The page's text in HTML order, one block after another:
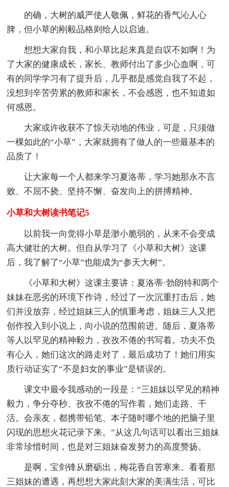
的确，大树的威严使人敬佩，鲜花的香气沁人心
脾，但小草的刚毅品格则给人以启迪。
想想大家自我，和小草比起来真是自叹不如啊！为
了大家的健康成长，家长、教师付出了多少心血啊，可
有的同学学习有了提升后，几乎都是感觉自我了不起，
没想到辛苦劳累的教师和家长，不会感恩，也不知道如
何感恩。
大家或许收获不了惊天动地的伟业，可是，只须做
一棵如此的“小草”，大家就拥有了做人的一些最基本的
品质了！
让大家每一个人都来学习夏洛蒂，学习她那永不言
败、不屈不挠、坚持不懈、奋发向上的拼搏精神。
小草和大树读书笔记5
以前我一向觉得小草是渺小脆弱的，从来不会变成
高大健壮的大树。但自从学习了《小草和大树》这课
后，我了解了“小草”也能成为“参天大树”。
《小草和大树》这课主要讲：夏洛蒂·勃朗特和两个
妹妹在恶劣的环境下作诗，经过了一次沉重打击后，她
们并没放弃，经过姐妹三人的慎重考虑，姐妹三人又把
创作投入到小说上，向小说的范围前进。随后，夏洛蒂
等人以罕见的精神毅力，孜孜不倦的书写着。功夫不负
有心人，她们这次的路走对了，最后成功了！她们用实
质行动证实了“不是妇女的事业”是错误的。
课文中最令我感动的一段是：“三姐妹以罕见的精神
毅力，争分夺秒、孜孜不倦的写作着，她们走路、干
活。会亲友，都携带铅笔、本子随时哪个地的把脑子里
闪现的思想火花记录下来。”从这几句话可以看出三姐妹
非常珍惜时间，也是对三姐妹奋发努力的高度赞扬。
是啊，宝剑锋从磨砺出，梅花香自苦寒来。看看那
三姐妹的遭遇，再想想大家此刻大家的美满生活，可比